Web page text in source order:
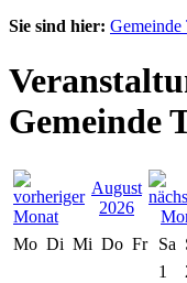
Sie sind hier: Gemeinde
Gemeinde
August
2026
Mo Di Mi Do Fr Sa
1